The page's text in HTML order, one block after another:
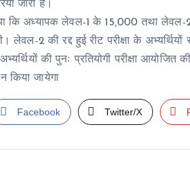
जारी है।
कि अध्यापक लेवल-1 के 15,000 तथा लेवल-
लेवल-2 की रद्द हुई रीट परीक्षा के
की पुनः प्रतियोगी परीक्षा
किया जायेगा
Facebook Twitter/X